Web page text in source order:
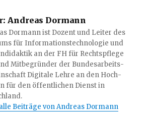
Andreas Dormann
Dormann ist Dozent und Leiter des
für Informations­technologie und
an der FH für Rechtspflege
Mitbegründer der Bundes­­arbeits­
Digitale Lehre an den Hoch­­
für den öffentlichen Dienst in
Beiträge von Andreas Dormann